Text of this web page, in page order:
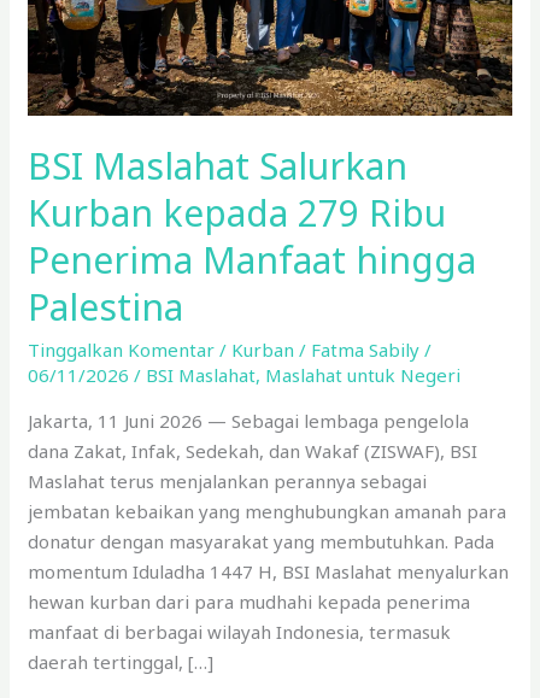
BSI Maslahat Salurkan
Kurban kepada 279 Ribu
Penerima Manfaat hingga
Palestina
Tinggalkan Komentar / Kurban / Fatma Sabily/
06/11/2026/ BSI Maslahat, Maslahat untuk Negeri
Jakarta, 11 Juni 2026 — Sebagai lembaga pengelola
dana Zakat, Infak, Sedekah, dan Wakaf (ZISWAF), BSI
Maslahat terus menjalankan perannya sebagai
jembatan kebaikan yang menghubungkan amanah para
donatur dengan masyarakat yang membutuhkan. Pada
momentum Iduladha 1447 H, BSI Maslahat menyalurkan
hewan kurban dari para mudhahi kepada penerima
manfaat di berbagai wilayah Indonesia, termasuk
daerah tertinggal, […]
Penerima
Manfaat
hingga
Palestina